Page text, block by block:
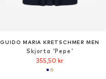
GUIDO MARIA KRETSCHMER MEN
Skjorta 'Pepe'
355,50 kr